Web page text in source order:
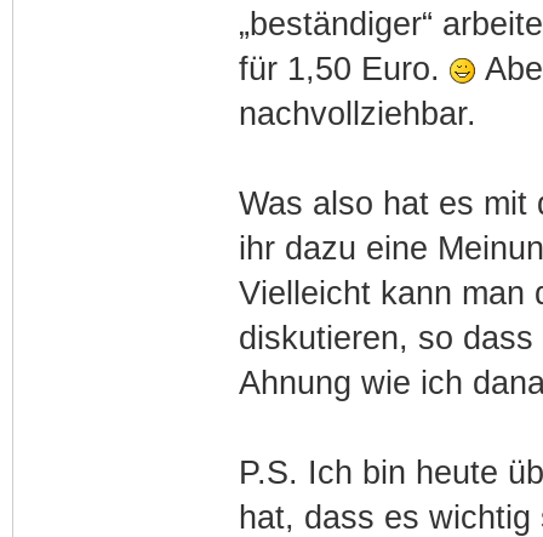
„beständiger“
für 1,50 Euro.
nachvollziehbar.
Was also hat es mit
ihr dazu eine
Vielleicht kann man
diskutieren, so
Ahnung wie ich
P.S. Ich bin heute
hat, dass es